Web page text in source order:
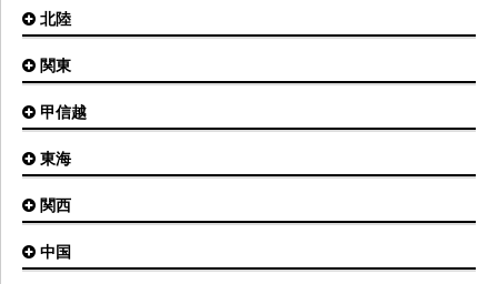
旭川空港
オホーツク紋別空港
釧路空港
稚内空港
とかち帯広空港
根室中標津空港
奥尻空港
仙台空港
青森空港
三沢空港
福島空港
大館能代空港
庄内空港
山形空港
北陸
小松空港
能登空港
関東
東京(羽田)空港
茨城空港
八丈島空港
甲信越
新潟空港
東海
名古屋(中部)空港
静岡空港
関西
大阪(伊丹)空港
中国